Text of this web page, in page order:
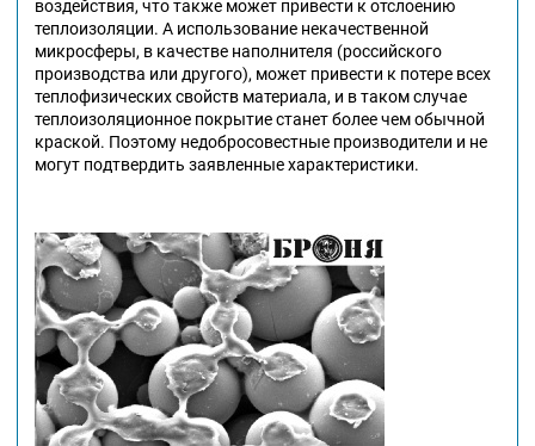
воздействия, что также может привести к отслоению
теплоизоляции. А использование некачественной
микросферы, в качестве наполнителя (российского
производства или другого), может привести к потере всех
теплофизических свойств материала, и в таком случае
теплоизоляционное покрытие станет более чем обычной
краской. Поэтому недобросовестные производители и не
могут подтвердить заявленные характеристики.